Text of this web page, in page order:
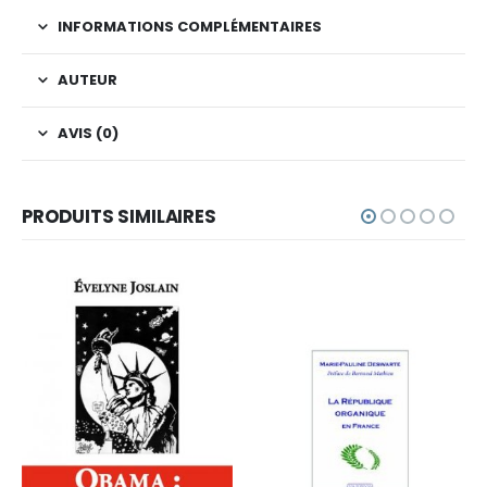
INFORMATIONS COMPLÉMENTAIRES
AUTEUR
AVIS (0)
PRODUITS SIMILAIRES